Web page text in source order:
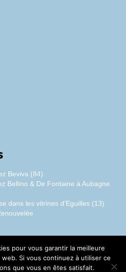
Beviva (84)
Bellino & De Fontaine à Aubagne
dans les vitrines d’Eguilles (13)
pour vous garantir la meilleure
Si vous continuez à utiliser ce
que vous en êtes satisfait.